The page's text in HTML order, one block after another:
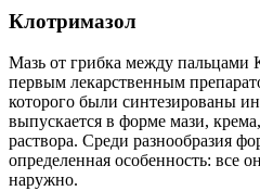
Клотримазол
Мазь от грибка между пальцами
первым лекарственным
которого были синтезированы
выпускается в форме мази,
раствора. Среди разнообразия
определенная особенность: все
наружно.